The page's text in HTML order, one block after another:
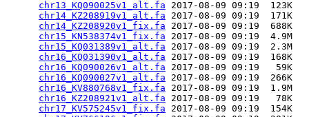
chr13_KQ090025v1_alt.fa 2017-08-09 09:19  123K
chr14_KZ208919v1_alt.fa 2017-08-09 09:19  171K
chr14_KZ208920v1_fix.fa 2017-08-09 09:19  688K
chr15_KN538374v1_fix.fa 2017-08-09 09:19  4.9M
chr15_KQ031389v1_alt.fa 2017-08-09 09:19  2.3M
chr16_KQ031390v1_alt.fa 2017-08-09 09:19  168K
chr16_KQ090026v1_alt.fa 2017-08-09 09:19   59K
chr16_KQ090027v1_alt.fa 2017-08-09 09:19  266K
chr16_KV880768v1_fix.fa 2017-08-09 09:19  1.9M
chr16_KZ208921v1_alt.fa 2017-08-09 09:19   78K
chr17_KV575245v1_fix.fa 2017-08-09 09:19  154K